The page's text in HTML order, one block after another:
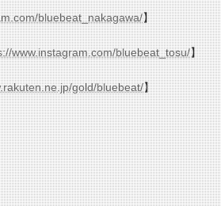
bluebeat_nakagawa/】
www.instagram.com/bluebeat_tosu/】
gold/bluebeat/】